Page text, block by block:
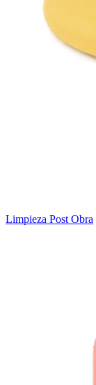
Limpieza Post Obra